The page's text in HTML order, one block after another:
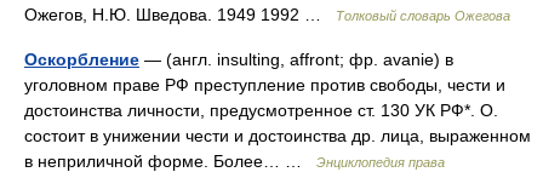
Ожегов, Н.Ю. Шведова. 1949 1992 …
Толковый словарь Ожегова
Оскорбление — (англ. insulting, affront; фр. avanie) в
уголовном праве РФ преступление против свободы, чести и
достоинства личности, предусмотренное ст. 130 УК РФ*. О.
состоит в унижении чести и достоинства др. лица, выраженном
в неприличной форме. Более… …
Энциклопедия права